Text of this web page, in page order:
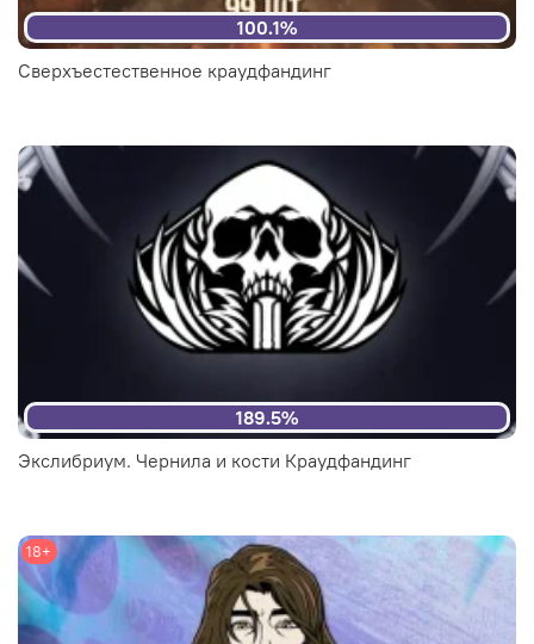
100.1%
Сверхъестественное краудфандинг
189.5%
Экслибриум. Чернила и кости Краудфандинг
18+